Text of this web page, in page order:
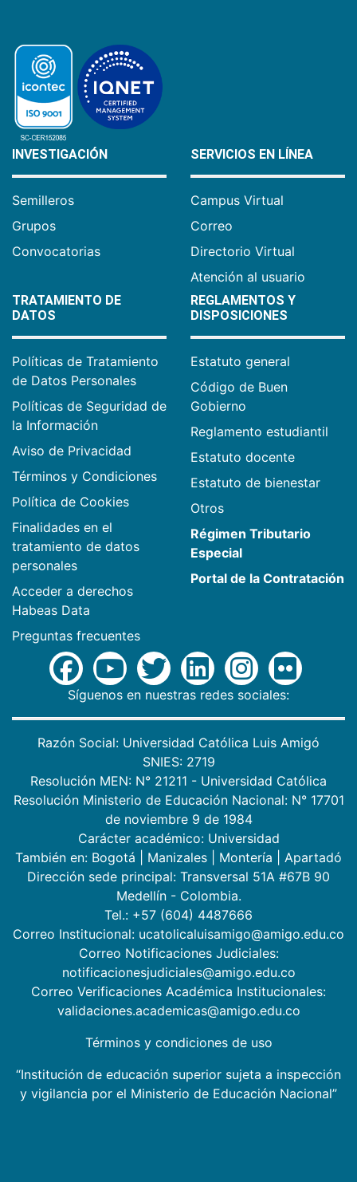
INVESTIGACIÓN
Semilleros
Grupos
Convocatorias
SERVICIOS EN LÍNEA
Campus Virtual
Correo
Directorio Virtual
Atención al usuario
TRATAMIENTO DE
DATOS
Políticas de Tratamiento
de Datos Personales
Políticas de Seguridad de
la Información
Aviso de Privacidad
Términos y Condiciones
Política de Cookies
Finalidades en el
tratamiento de datos
personales
Acceder a derechos
Habeas Data
Preguntas frecuentes
REGLAMENTOS Y
DISPOSICIONES
Estatuto general
Código de Buen
Gobierno
Reglamento estudiantil
Estatuto docente
Estatuto de bienestar
Otros
Régimen Tributario
Especial
Portal de la Contratación
Síguenos en nuestras redes sociales:
Razón Social: Universidad Católica Luis Amigó
SNIES: 2719
Resolución MEN: N° 21211 - Universidad Católica
Resolución Ministerio de Educación Nacional: N° 17701
de noviembre 9 de 1984
Carácter académico: Universidad
También en: Bogotá Manizales Montería
Apartadó
Dirección sede principal: Transversal 51A #67B 90
Medellín - Colombia.
Tel.: +57 (604) 4487666
Correo Institucional: ucatolicaluisamigo@amigo.edu.co
Correo Notificaciones Judiciales:
notificacionesjudiciales@amigo.edu.co
Correo Verificaciones Académica Institucionales:
validaciones.academicas@amigo.edu.co
Términos y condiciones de uso
“Institución de educación superior sujeta a inspección
y vigilancia por el Ministerio de Educación Nacional”